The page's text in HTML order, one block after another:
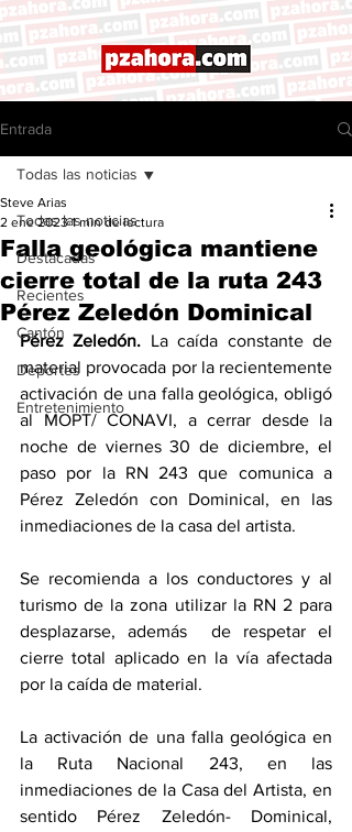
Entrada
Todas las noticias
Destacadas
Recientes
Cantón
Deportes
Entretenimiento
Todas las noticias
Falla geológica mantiene
cierre total de la ruta 243
Pérez Zeledón Dominical
Steve Arias
2 ene 2023 1 min de lectura
Pérez Zeledón. La caída constante de
material provocada por la recientemente
activación de una falla geológica, obligó
al MOPT/ CONAVI, a cerrar desde la
noche de viernes 30 de diciembre, el
paso por la RN 243 que comunica a
Pérez Zeledón con Dominical, en las
inmediaciones de la casa del artista.
Se recomienda a los conductores y al
turismo de la zona utilizar la RN 2 para
desplazarse, además  de respetar el
cierre total aplicado en la vía afectada
por la caída de material.
La activación de una falla geológica en
la Ruta Nacional 243, en las
inmediaciones de la Casa del Artista, en
sentido Pérez Zeledón- Dominical,